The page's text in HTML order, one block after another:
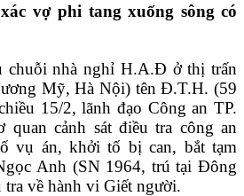
vợ phi tang xuống sông có
chuỗi nhà nghỉ H.A.Đ ở thị trấn
Mỹ, Hà Nội) tên Đ.T.H. (59
15/2, lãnh đạo Công an TP.
quan cảnh sát điều tra công an
vụ án, khởi tố bị can, bắt tạm
Anh (SN 1964, trú tại Đông
về hành vi Giết người.